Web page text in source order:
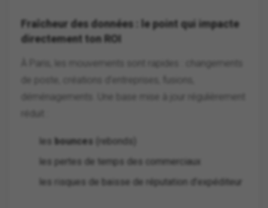
Fraîcheur des données : le point qui impacte
directement ton ROI
À Paris, les mouvements sont rapides : changements
les bounces (rebonds)
les pertes de temps des commerciaux
les risques de baisse de réputation d’expéditeur